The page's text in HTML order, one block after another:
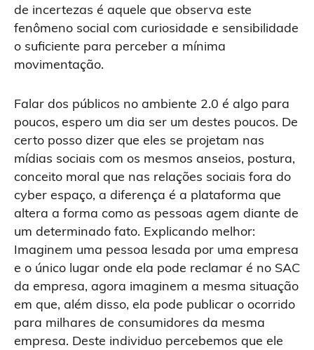
de incertezas é aquele que observa este
fenômeno social com curiosidade e sensibilidade
o suficiente para perceber a mínima
movimentação.
Falar dos públicos no ambiente 2.0 é algo para
poucos, espero um dia ser um destes poucos. De
certo posso dizer que eles se projetam nas
mídias sociais com os mesmos anseios, postura,
conceito moral que nas relações sociais fora do
cyber espaço, a diferença é a plataforma que
altera a forma como as pessoas agem diante de
um determinado fato. Explicando melhor:
Imaginem uma pessoa lesada por uma empresa
e o único lugar onde ela pode reclamar é no SAC
da empresa, agora imaginem a mesma situação
em que, além disso, ela pode publicar o ocorrido
para milhares de consumidores da mesma
empresa. Deste individuo percebemos que ele